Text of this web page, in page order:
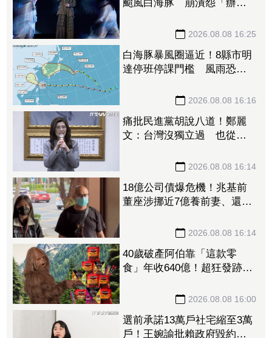
颱風白海豚 崩潰怨「辦小
2026.08.08 16:25
白海豚暴風圈逼近！8縣市明
達停班停課門檻 風雨恐非
2026.08.08 16:16
痛批民進黨胡說八道！鄭麗
文：台灣沒獨立過 也從來
2026.08.08 16:14
18億公司債爆危機！兆基前
董座涉挪近7億養前妻、還私
2026.08.08 16:14
40歲破產阿伯靠「這款零
食」年收640億！超狂發跡史
2026.08.08 16:00
選前承諾13萬戶社宅縮至3萬
戶！王婉諭批賴政府毀約